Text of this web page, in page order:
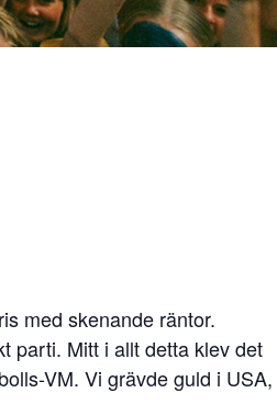
med skenande räntor.
parti. Mitt i allt detta klev det
VM. Vi grävde guld i USA,